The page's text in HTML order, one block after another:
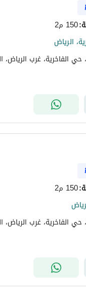
:150 م2
الرياض
:150 م2